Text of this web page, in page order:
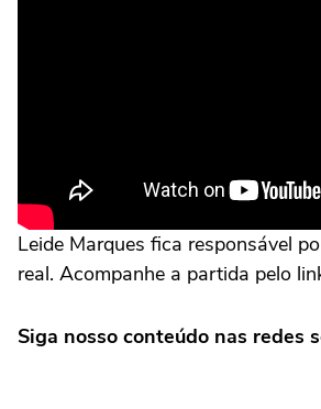
Leide Marques fica responsável
real. Acompanhe a partida pelo
Siga nosso conteúdo nas redes